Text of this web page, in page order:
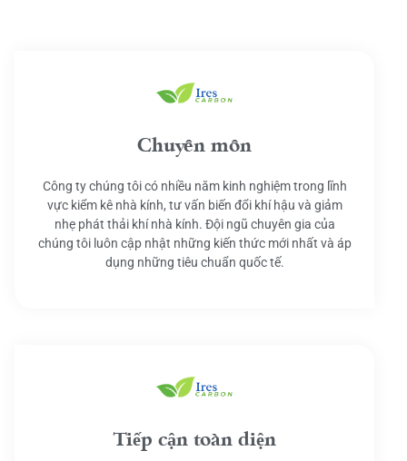
Chuyên môn
Công ty chúng tôi có nhiều năm kinh nghiệm trong lĩnh
vực kiểm kê nhà kính, tư vấn biến đổi khí hậu và giảm
nhẹ phát thải khí nhà kính. Đội ngũ chuyên gia của
chúng tôi luôn cập nhật những kiến thức mới nhất và áp
dụng những tiêu chuẩn quốc tế.
Tiếp cận toàn diện